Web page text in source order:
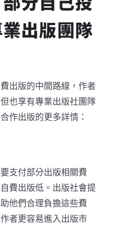
出版團隊
出版的中間路線，作者
也享有專業出版社團隊
作出版的更多詳情：
支付部分出版相關費
費出版低。出版社會提
他們合理負擔這些費
者更容易進入出版市